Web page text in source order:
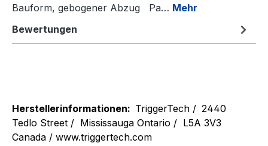
Bauform, gebogener Abzug Pa… Mehr
Bewertungen
Herstellerinformationen: TriggerTech / 2440
Tedlo Street / Mississauga Ontario / L5A 3V3
Canada / www.triggertech.com